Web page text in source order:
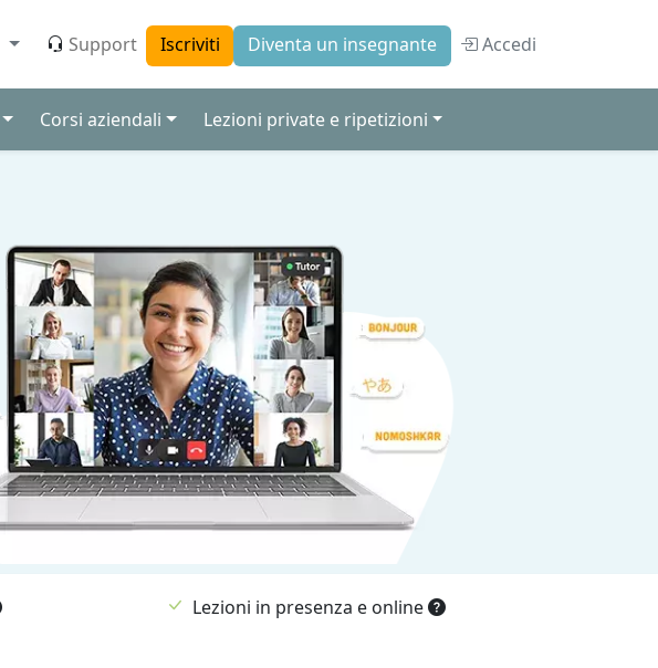
Support Iscriviti Diventa un insegnante Accedi
Corsi aziendali Lezioni private e ripetizioni
Lezioni in presenza e online